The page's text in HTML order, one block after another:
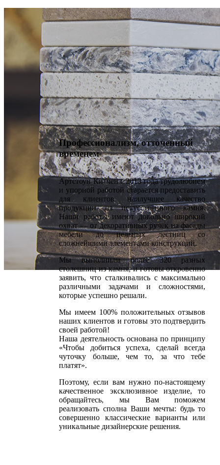
О компании
Информация о нашей компании: достижениях и история
Профессионализм, отточенный
временем
Артстоун Китчен с 2013 года трудолюбием
и упорной работой старается предоставить
для клиентов наилучшее качество
продукции из искусственного камня.
Наши работы имеют довольно широкий
охват — от декоративных ручек на фасады
мебели до цельных лестниц со
сложнейшими элементами конструкций.
Мы выполнили более 320 разных
столешниц из камня, и готовы откровенно
заявить, что сталкивались с максимально
различными задачами и сложностями,
которые успешно решали.
Мы имеем 100% положительных отзывов
наших клиентов и готовы это подтвердить
своей работой!
Наша деятельность основана по принципу
«Чтобы добиться успеха, сделай всегда
чуточку больше, чем то, за что тебе
платят».
Поэтому, если вам нужно по-настоящему
качественное эксклюзивное изделие, то
обращайтесь, мы Вам поможем
реализовать сполна Ваши мечты: будь то
совершенно классические варианты или
уникальные дизайнерские решения.